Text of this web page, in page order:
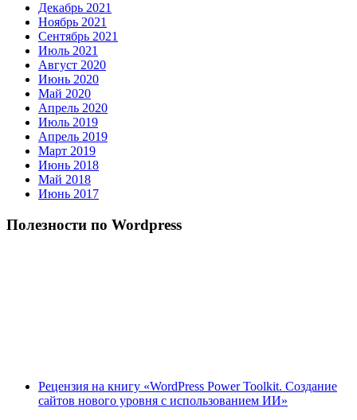
Декабрь 2021
Ноябрь 2021
Сентябрь 2021
Июль 2021
Август 2020
Июнь 2020
Май 2020
Апрель 2020
Июль 2019
Апрель 2019
Март 2019
Июнь 2018
Май 2018
Июнь 2017
Полезности по Wordpress
Рецензия на книгу «WordPress Power Toolkit. Создание
сайтов нового уровня с использованием ИИ»